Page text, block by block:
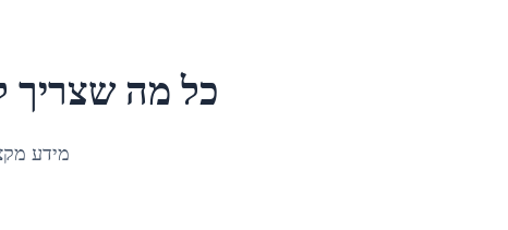
כל מה שצריך
מידע